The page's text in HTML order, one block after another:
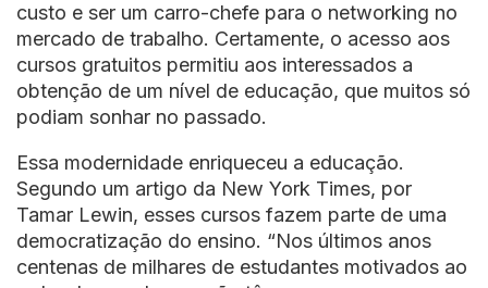
custo e ser um carro-chefe para o networking no
mercado de trabalho. Certamente, o acesso aos
cursos gratuitos permitiu aos interessados a
obtenção de um nível de educação, que muitos só
podiam sonhar no passado.
Essa modernidade enriqueceu a educação.
Segundo um artigo da New York Times, por
Tamar Lewin, esses cursos fazem parte de uma
democratização do ensino. “Nos últimos anos
centenas de milhares de estudantes motivados ao